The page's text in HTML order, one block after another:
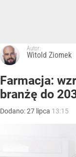
Autor:
Witold Ziomek
Farmacja:
branżę do
Dodano:27 lipca 13:15